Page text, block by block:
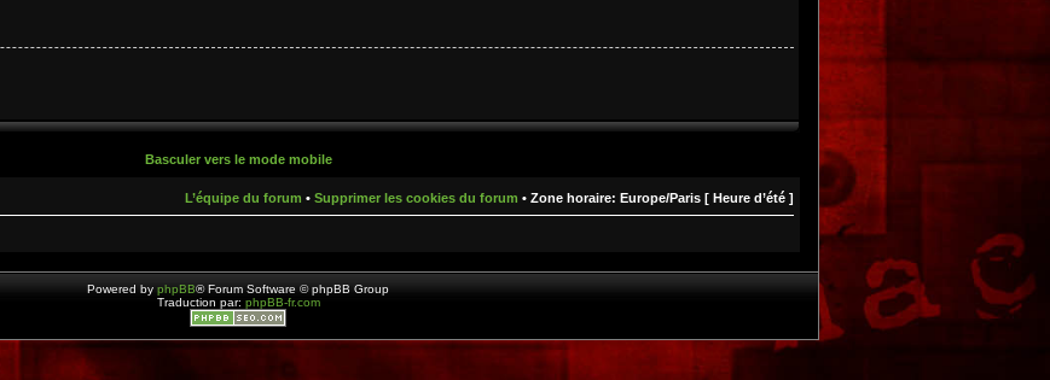
Basculer vers le mode mobile
L’équipe du forum • Supprimer les cookies du forum • Zone horaire: Europe/Paris [ Heure d’été ]
Powered by phpBB® Forum Software © phpBB Group
Traduction par: phpBB-fr.com